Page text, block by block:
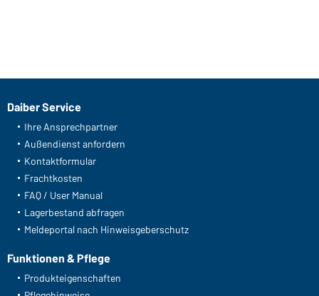
Daiber Service
Ihre Ansprechpartner
Außendienst anfordern
Kontaktformular
Frachtkosten
FAQ / User Manual
Lagerbestand abfragen
Meldeportal nach Hinweisgeberschutz
Funktionen & Pflege
Produkteigenschaften